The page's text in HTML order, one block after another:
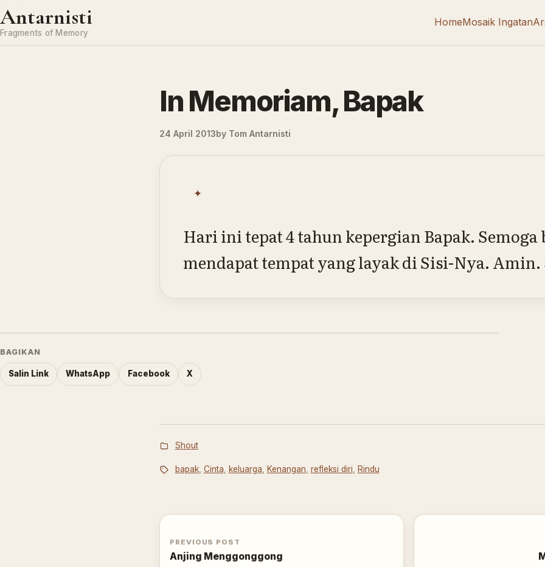
Skip to content
Antarnisti
Fragments of Memory
HomeMosaik Ingatan
In Memoriam, Bapak
24 April 2013by Tom Antarnisti
✦
Hari ini tepat 4 tahun kepergian Bapak. Semoga
mendapat tempat yang layak di Sisi-Nya.
BAGIKAN
Salin Link WhatsApp Facebook X
Shout
bapak, Cinta, keluarga, Kenangan, refleksi diri, Rindu
PREVIOUS POST
Anjing Menggonggong